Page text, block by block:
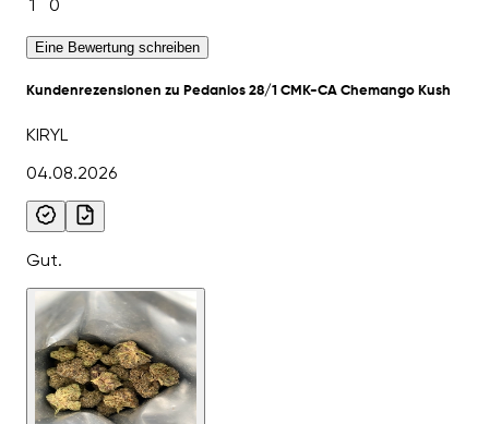
1 0
Eine Bewertung schreiben
Kundenrezensionen zu Pedanios 28/1 CMK-CA Chemango Kush
KIRYL
04.08.2026
Gut.